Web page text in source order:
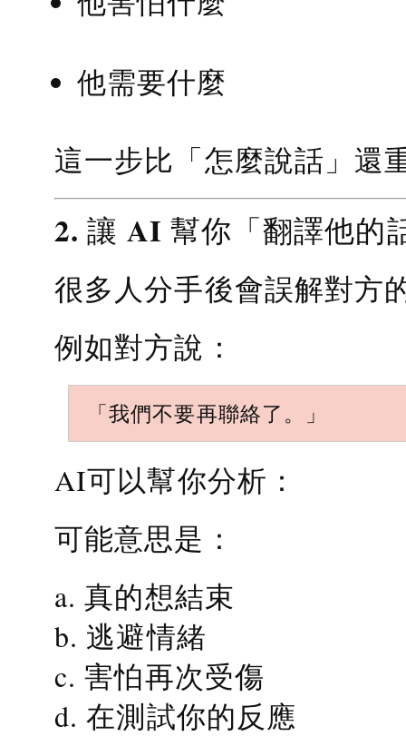
他需要什麼
這一步比「怎麼說話」還
2. 讓 AI 幫你「翻譯他的
很多人分手後會誤解對方
例如對方說：
「我們不要再聯絡了。」
AI可以幫你分析：
可能意思是：
a. 真的想結束
b. 逃避情緒
c. 害怕再次受傷
d. 在測試你的反應